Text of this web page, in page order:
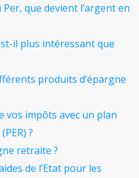
que devient l’argent en
il plus intéressant que
produits d’épargne
vos impôts avec un plan
?
retraite ?
de l’Etat pour les